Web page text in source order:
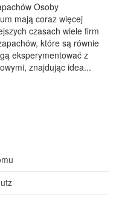
Osoby
mają coraz więcej
czasach wiele firm
które są równie
eksperymentować z
znajdując idea...